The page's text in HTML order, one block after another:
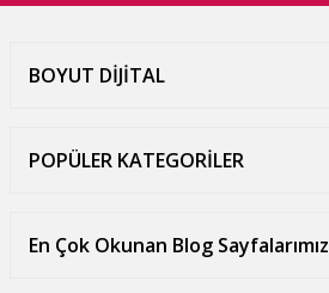
BOYUT DİJİTAL
POPÜLER KATEGORİLER
En Çok Okunan Blog Sayfalarımız